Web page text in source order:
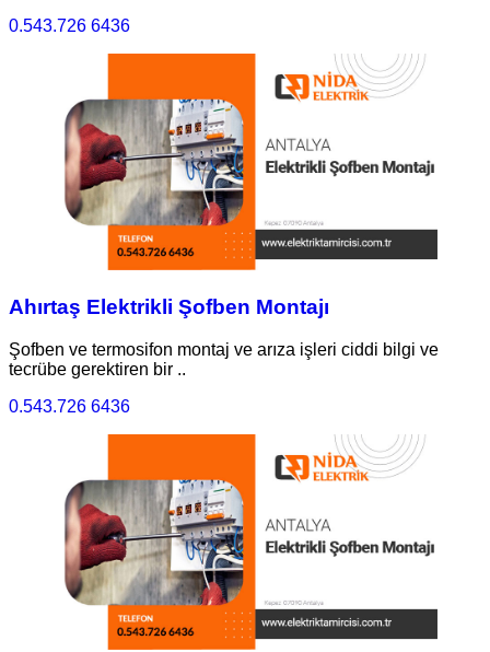
0.543.726 6436
Ahırtaş Elektrikli Şofben Montajı
Şofben ve termosifon montaj ve arıza işleri ciddi bilgi ve
tecrübe gerektiren bir ..
0.543.726 6436